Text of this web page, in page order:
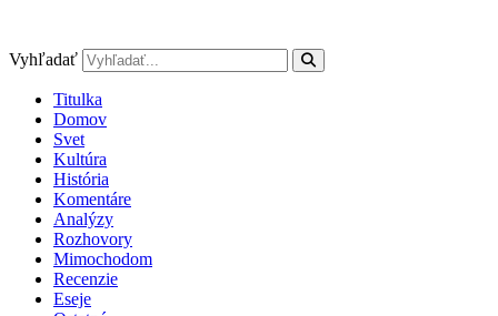
obsah
Vyhľadať
Titulka
Domov
Svet
Kultúra
História
Komentáre
Analýzy
Rozhovory
Mimochodom
Recenzie
Eseje